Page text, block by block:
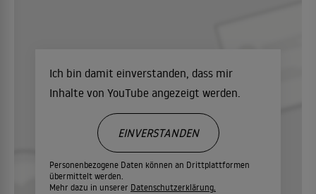
Ich bin damit einverstanden, dass mir
Inhalte von YouTube angezeigt werden.
Personenbezogene Daten können an Drittplattformen
übermittelt werden.
Mehr dazu in unserer Datenschutzerklärung.
EINVERSTANDEN